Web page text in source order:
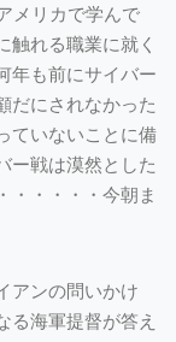
メリカで学んで
触れる職業に就く
年も前にサイバー
だにされなかった
ていないことに備
ー戦は漠然とした
・・・・・今朝ま
アンの問いかけ
る海軍提督が答え